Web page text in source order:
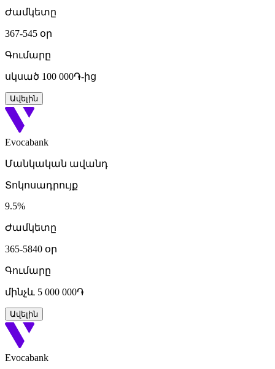
Ժամկետը
367-545 օր
Գումարը
սկսած 100 000֏-ից
Ավելին
Evocabank
Մանկական ավանդ
Տոկոսադրույք
9.5%
Ժամկետը
365-5840 օր
Գումարը
մինչև 5 000 000֏
Ավելին
Evocabank